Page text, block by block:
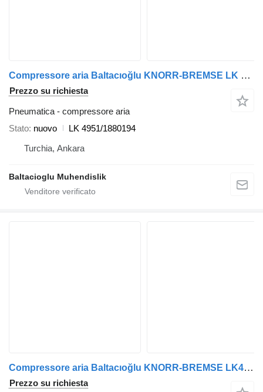
Compressore aria Baltacıoğlu KNORR-BREMSE LK 4951/1880194 per autobus
Prezzo su richiesta
Pneumatica - compressore aria
Stato nuovo
LK 4951/1880194
Turchia, Ankara
Baltacioglu Muhendislik
Compressore aria Baltacıoğlu KNORR-BREMSE LK4972 per autobus
Prezzo su richiesta